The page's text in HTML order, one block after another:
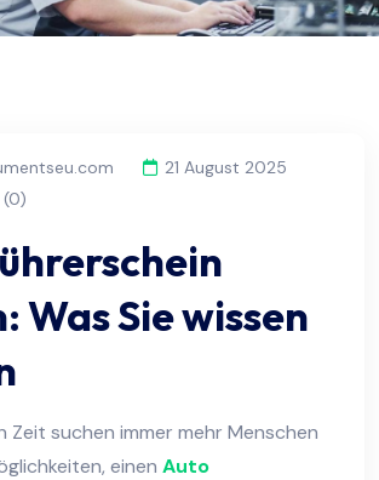
21 August 2025
Was Sie wissen
Zeit suchen immer mehr Menschen
einen Auto